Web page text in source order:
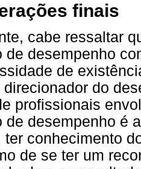
finais
cabe ressaltar
de desempenho
de
direcionador do
profissionais
de desempenho é
ter conhecimento
de se ter um